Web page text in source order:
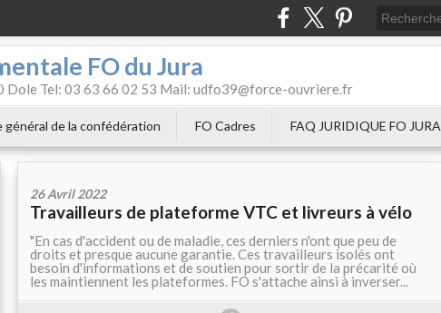
FO du Jura
Dole Tel: 03 63 66 02 53 Mail: udfo39@force-ouvriere.fr
de la confédération FO Cadres FAQ JURIDIQUE FO JURA
26 Avril 2022
Travailleurs de plateforme VTC et livreurs à vélo
"En cas d'accident ou de maladie, ces derniers n'ont que peu de
droits et presque aucune garantie. Ces travailleurs isolés ont
besoin d'informations et de soutien pour sortir de la précarité où
les maintiennent les plateformes. FO s'attache ainsi à inverser...